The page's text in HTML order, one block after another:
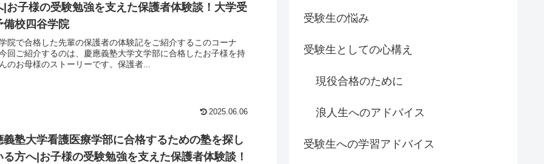
|お子様の受験勉強を支えた保護者体験談！大学受
備校四谷学院
院で合格した先輩の保護者の体験記をご紹介するこのコーナ
回ご紹介するのは、慶應義塾大学文学部に合格したお子様を持
のお母様のストーリーです。保護者...
2025.06.06
義塾大学看護医療学部に合格するための塾を探し
る方へ|お子様の受験勉強を支えた保護者体験談！
受験生の悩み
受験生としての心構え
現役合格のために
浪人生へのアドバイス
受験生への学習アドバイス